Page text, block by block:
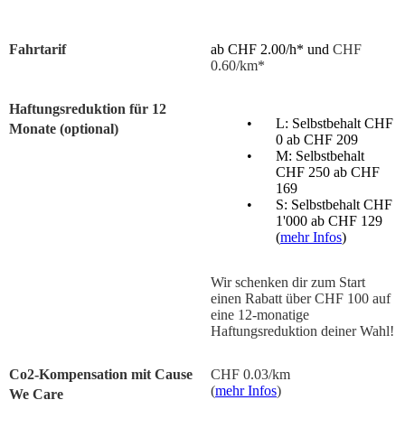
Fahrtarif ab CHF 2.00/h* und CHF
0.60/km*
Haftungsreduktion für 12
Monate (optional)
L: Selbstbehalt CHF
0 ab CHF 209
M: Selbstbehalt
CHF 250 ab CHF
169
S: Selbstbehalt CHF
1'000 ab CHF 129
(mehr Infos)
Wir schenken dir zum Start
einen Rabatt über CHF 100 auf
eine 12-monatige
Haftungsreduktion deiner Wahl!
Co2-Kompensation mit Cause
We Care
CHF 0.03/km
(mehr Infos)